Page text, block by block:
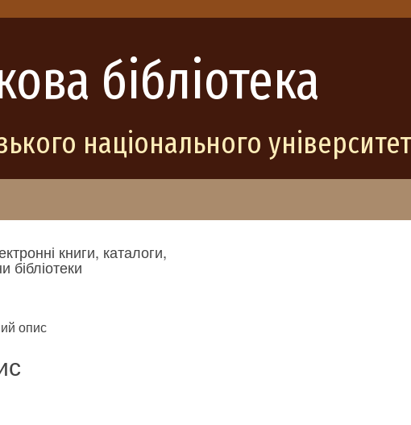
бібліотека
національного
книги, каталоги,
бібліотеки
опис